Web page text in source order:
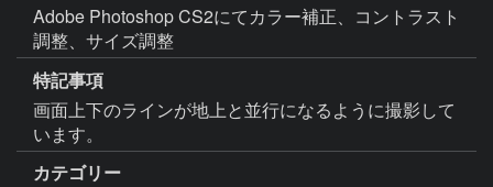
Adobe Photoshop CS2にてカラー補正、コントラスト
調整、サイズ調整
特記事項
画面上下のラインが地上と並行になるように撮影して
います。
カテゴリー